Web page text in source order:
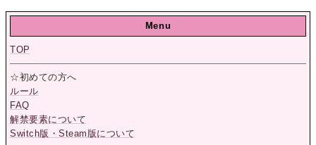
Menu
TOP
☆初めての方へ
ルール
FAQ
解禁要素について
Switch版・Steam版について